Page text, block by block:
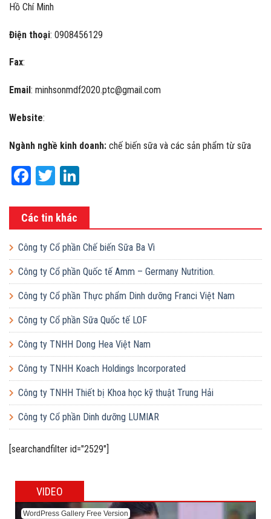
Hồ Chí Minh
Điện thoại: 0908456129
Fax:
Email : minhsonmdf2020.ptc@gmail.com
Website:
Ngành nghề kinh doanh: chế biến sữa và các sản phẩm từ sữa
Facebook
Twitter
Các tin khác
Công ty Cổ phần Chế biến Sữa Ba Vì
Công ty Cổ phần Quốc tế Amm – Germany Nutrition.
Công ty Cổ phần Thực phẩm Dinh dưỡng Franci Việt Nam
Công ty Cổ phần Sữa Quốc tế LOF
Công ty TNHH Dong Hea Việt Nam
Công ty TNHH Koach Holdings Incorporated
Công ty TNHH Thiết bị Khoa học kỹ thuật Trung Hải
Công ty Cổ phần Dinh dưỡng LUMIAR
[searchandfilter id="2529"]
VIDEO
WordPress Gallery Free Version